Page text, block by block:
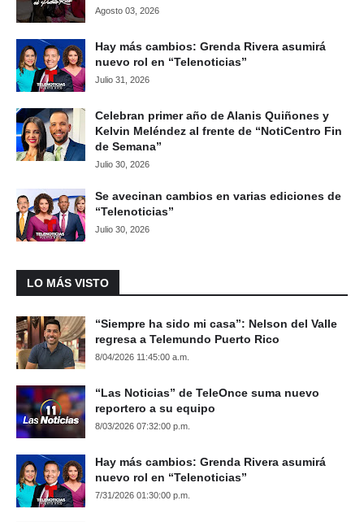
Agosto 03, 2026
Hay más cambios: Grenda Rivera asumirá
nuevo rol en “Telenoticias”
Julio 31, 2026
Celebran primer año de Alanis Quiñones y
Kelvin Meléndez al frente de “NotiCentro Fin
de Semana”
Julio 30, 2026
Se avecinan cambios en varias ediciones de
“Telenoticias”
Julio 30, 2026
LO MÁS VISTO
“Siempre ha sido mi casa”: Nelson del Valle
regresa a Telemundo Puerto Rico
8/04/2026 11:45:00 a.m.
“Las Noticias” de TeleOnce suma nuevo
reportero a su equipo
8/03/2026 07:32:00 p.m.
Hay más cambios: Grenda Rivera asumirá
nuevo rol en “Telenoticias”
7/31/2026 01:30:00 p.m.